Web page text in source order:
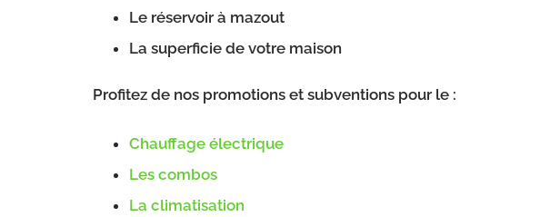
Le réservoir à mazout
La superficie de votre maison
Profitez de nos promotions et subventions pour le :
Chauffage électrique
Les combos
La climatisation